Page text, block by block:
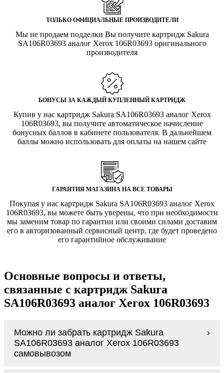
ТОЛЬКО ОФИЦИАЛЬНЫЕ ПРОИЗВОДИТЕЛИ
Мы не продаем подделки Вы получите картридж Sakura
SA106R03693 аналог Xerox 106R03693 оригинального
производителя
БОНУСЫ ЗА КАЖДЫЙ КУПЛЕННЫЙ КАРТРИДЖ
Купив у нас картридж Sakura SA106R03693 аналог Xerox
106R03693, вы получите автоматическое начисление
бонусных баллов в кабинете пользователя. В дальнейшем
баллы можно использовать для оплаты на нашем сайте
ГАРАНТИЯ МАГАЗИНА НА ВСЕ ТОВАРЫ
Покупая у нас картридж Sakura SA106R03693 аналог Xerox
106R03693, вы можете быть уверены, что при необходимости
мы заменим товар по гарантии или своими силами доставим
его в авторизованный сервисный центр, где будет проведено
его гарантийное обслуживание
Основные вопросы и ответы,
связанные с картридж Sakura
SA106R03693 аналог Xerox 106R03693
Можно ли забрать картридж Sakura
SA106R03693 аналог Xerox 106R03693
самовывозом